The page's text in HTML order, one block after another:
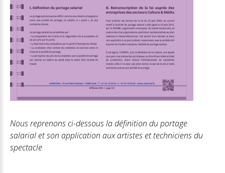
Nous reprenons ci-dessous la définition du portage
salarial et son application aux artistes et techniciens du
spectacle